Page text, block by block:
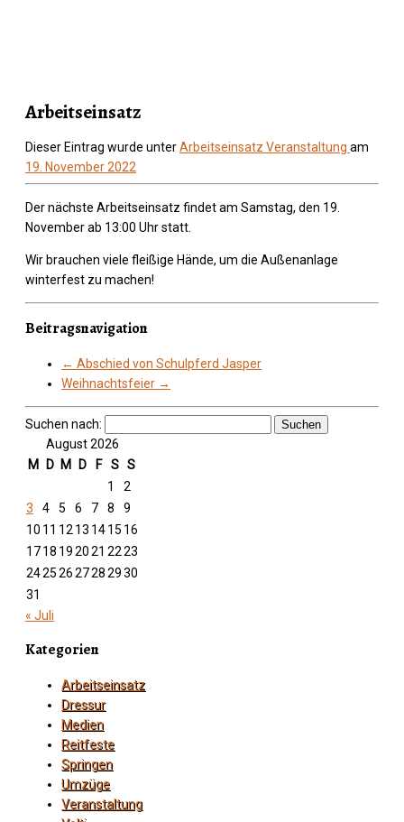
Arbeitseinsatz
Dieser Eintrag wurde unterArbeitseinsatz Veranstaltung am
19. November 2022
Der nächste Arbeitseinsatz findet am Samstag, den 19.
November ab 13:00 Uhr statt.
Wir brauchen viele fleißige Hände, um die Außenanlage
winterfest zu machen!
Beitragsnavigation
← Abschied von Schulpferd Jasper
Weihnachtsfeier →
Suchen nach:
August 2026
M
D M D F S S
1
2
3
4 5 6 7 8
9
10 11 12 13 1415 16
1718 192021 2223
24252627282930
31
« Juli
Kategorien
Arbeitseinsatz
Dressur
Medien
Reitfeste
Springen
Umzüge
Veranstaltung